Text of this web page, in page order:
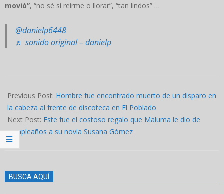
movió”, “no sé si reírme o llorar”, “tan lindos” …
@danielp6448
♬ sonido original – danielp
11-
13
Previous Post: Hombre fue encontrado muerto de un disparo en
la cabeza al frente de discoteca en El Poblado
Next Post: Este fue el costoso regalo que Maluma le dio de
cumpleaños a su novia Susana Gómez
BUSCA AQUÍ